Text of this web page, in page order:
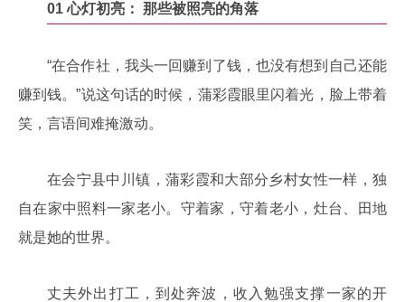
01心灯初亮： 那些被照亮的角落
“在合作社，我头一回赚到了钱，也没有想到自己还能
赚到钱。”说这句话的时候，蒲彩霞眼里闪着光，脸上带着
笑，言语间难掩激动。
在会宁县中川镇，蒲彩霞和大部分乡村女性一样，独
自在家中照料一家老小。守着家，守着老小，灶台、田地
就是她的世界。
丈夫外出打工，到处奔波，收入勉强支撑一家的开